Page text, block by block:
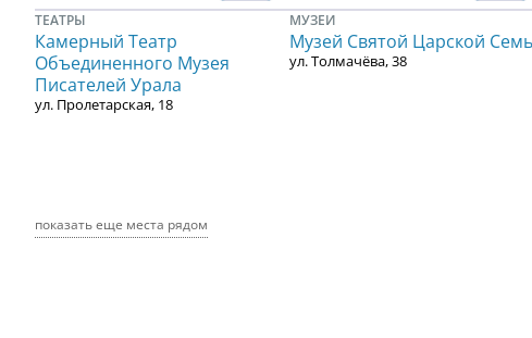
ТЕАТРЫ
Камерный Театр
Объединенного Музея
Писателей Урала
ул. Пролетарская, 18
МУЗЕИ
Музей Святой Царской
ул. Толмачёва, 38
показать еще места рядом